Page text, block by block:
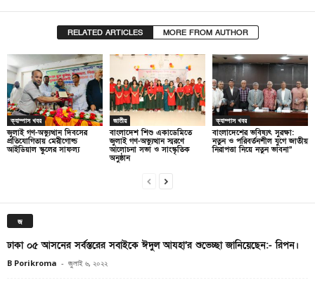
RELATED ARTICLES MORE FROM AUTHOR
ক্যাম্পাস খবর
জুলাই গণ-অভ্যুত্থান দিবসের
প্রতিযোগিতায় মেরীগোল্ড
আইডিয়াল স্কুলের সাফল্য
জাতীয়
বাংলাদেশ শিশু একাডেমিতে
জুলাই গণ-অভ্যুত্থান স্মরণে
আলোচনা সভা ও সাংস্কৃতিক
অনুষ্ঠান
ক্যাম্পাস খবর
বাংলাদেশের ভবিষ্যৎ সুরক্ষা:
নতুন ও পরিবর্তনশীল যুগে জাতীয়
নিরাপত্তা নিয়ে নতুন ভাবনা”
জ
ঢাকা ০৫ আসনের সর্বস্তরের সবাইকে ঈদুল আযহা’র শুভেচ্ছা জানিয়েছেন:- রিপন।
B Porikroma - জুলাই ৬, ২০২২